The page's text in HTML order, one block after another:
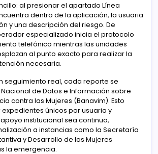
al presionar el apartado Línea
dentro de la aplicación, la usuaria
y una descripción del riesgo. De
especializado inicia el protocolo
telefónico mientras las unidades
al punto exacto para realizar la
necesaria.
seguimiento real, cada reporte se
de Datos e Información sobre
contra las Mujeres (Banavim). Esto
únicos por usuaria y
institucional sea continuo,
a instancias como la Secretaría
y Desarrollo de las Mujeres
la emergencia.